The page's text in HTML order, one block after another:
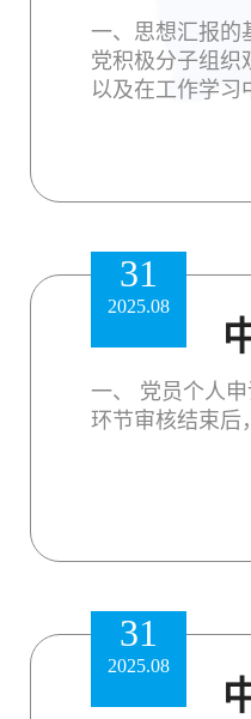
一、思想汇报的
党积极分子组织
以及在工作学习
一、 党员个人
环节审核结束后
31
2025.08
31
2025.08